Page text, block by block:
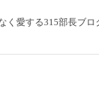
く愛する315部長ブロ